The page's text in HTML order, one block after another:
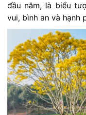
đầu năm, là biểu
vui, bình an và hạnh